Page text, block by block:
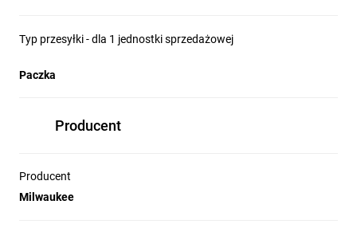
Typ przesyłki - dla 1 jednostki sprzedażowej
Paczka
Producent
Producent
Milwaukee